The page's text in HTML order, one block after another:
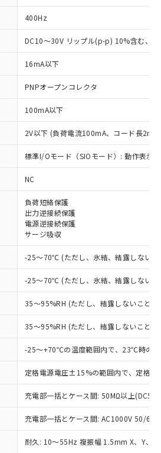
400Hz
DC10～30V リップル(p-p) 10%含む、
16mA以下
PNPオープンコレクタ
100mA以下
2V以下 (負荷電流100mA、コード長2m
標準I/Oモード（SIOモード）: 動作表示
NC
負荷短絡保護
出力逆接続保護
電源逆接続保護
サージ吸収
-25～70℃ (ただし、氷結、結露しないこ
-25～70℃ (ただし、氷結、結露しないこ
35～95%RH (ただし、結露しないこと)
35～95%RH (ただし、結露しないこと)
-25～+70℃の温度範囲内で、23℃時の
定格電源電圧±15%の範囲内で、定格
充電部一括とケース間: 50MΩ以上
充電部一括とケース間: AC1000V 50/
耐久: 10～55Hz 複振幅 1.5mm X、Y、Z
スは、当社制御機器事業取扱
社在庫状況および標準価格
供させていただくもので
スの対象外となる商品もある
了承ください。
および標準価格照会結果は、
RoHS指令（10物質）の
た製品が提供可能な商品で
品に切り替える予定のある
EU RoHS指令（10物質）の
の商品で、対応品を出す予
EU RoHS指令（10物質）の
況を調査中または確認中の
センス料など無形物で、有
係のない商品です。
により、非含有部品として
有品と判明した場合などや
表
質材料含有率が中国RoHSの
ることを示します。
質材料含有率が中国RoHSの
いることを示します。
です。当社販売部門へお問
これら貴社製品のうち、外国
び外国貿易法に定める商品